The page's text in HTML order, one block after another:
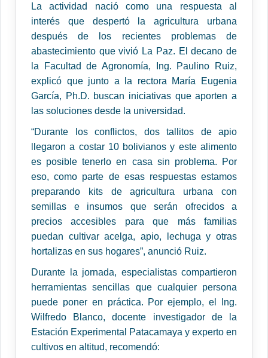
La actividad nació como una respuesta al
interés que despertó la agricultura urbana
después de los recientes problemas de
abastecimiento que vivió La Paz. El decano de
la Facultad de Agronomía, Ing. Paulino Ruiz,
explicó que junto a la rectora María Eugenia
García, Ph.D. buscan iniciativas que aporten a
las soluciones desde la universidad.
“Durante los conflictos, dos tallitos de apio
llegaron a costar 10 bolivianos y este alimento
es posible tenerlo en casa sin problema. Por
eso, como parte de esas respuestas estamos
preparando kits de agricultura urbana con
semillas e insumos que serán ofrecidos a
precios accesibles para que más familias
puedan cultivar acelga, apio, lechuga y otras
hortalizas en sus hogares”, anunció Ruiz.
Durante la jornada, especialistas compartieron
herramientas sencillas que cualquier persona
puede poner en práctica. Por ejemplo, el Ing.
Wilfredo Blanco, docente investigador de la
Estación Experimental Patacamaya y experto en
cultivos en altitud, recomendó: